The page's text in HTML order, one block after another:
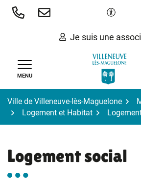
Aller
Je suis une
MENU
Ville de Villeneuve-lès-Maguelone
Logement et Habitat
Logement social